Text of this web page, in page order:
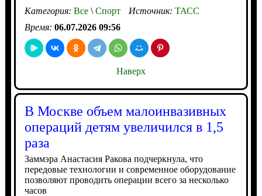
Категория: Все\Спорт Источник: ТАСС
Время: 06.07.2026 09:56
Наверх
В Москве объем малоинвазивных
операций детям увеличился в 1,5
раза
Заммэра Анастасия Ракова подчеркнула, что
передовые технологии и современное оборудование
позволяют проводить операции всего за несколько
часов